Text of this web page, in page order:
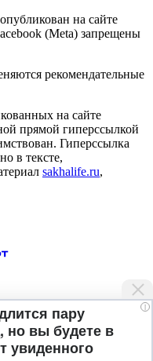
на сайте
(Metа) запрещены
рекомендательные
на сайте
прямой гиперссылкой
Гиперссылка
в тексте,
sakhalife.ru,
и мира
i
пару
но вы будете в
увиденного